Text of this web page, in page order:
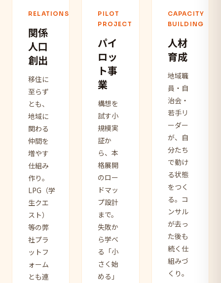
RELATIONSHIP
関係
人口
創出
移住に
至らず
とも、
地域に
関わる
仲間を
増やす
仕組み
作り。
LPG（学
生クエ
スト）
等の弊
社プラ
ットフ
ォーム
とも連
PILOT
PROJECT
パイ
ロッ
ト事
業
構想を
試す小
規模実
証か
ら、本
格展開
のロー
ドマッ
プ設計
まで。
失敗か
ら学べ
る「小
さく始
める」
CAPACITY
BUILDING
人材
育成
地域職
員・自
治会・
若手リ
ーダー
が、自
分たち
で動け
る状態
をつく
る。コ
ンサル
が去っ
た後も
続く仕
組みづ
くり。